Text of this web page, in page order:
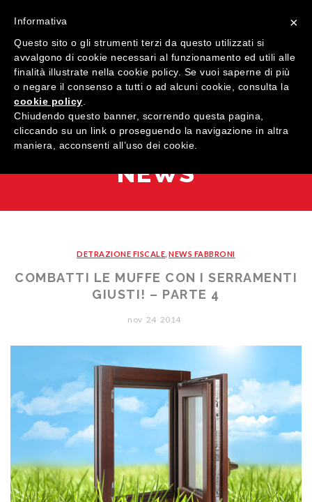
MENU
HOME
QUALITÀ
PVC
Porte moderne
Studio Baciocchi
Blindati
Rivestimenti
Sistemi oscuranti
Persiane in legno
Persiane in PVC
Sportelloni in legno
Zanzariere
ARREDI SU MISURA
NEWS
DETRAZIONE FISCALE ,NEWS FABBRONI
COMBATTI LE MUFFE CON I SERRAMENTI
GIUSTI! – PARTE 4
nov 24 2014
×
Informativa
Questo sito o gli strumenti terzi da questo utilizzati si
avvalgono di cookie necessari al funzionamento ed utili alle
finalità illustrate nella cookie policy. Se vuoi saperne di più
o negare il consenso a tutti o ad alcuni cookie, consulta la
cookie policy
Chiudendo questo banner, scorrendo questa pagina,
cliccando su un link o proseguendo la navigazione in altra
maniera, acconsenti all’uso dei cookie.